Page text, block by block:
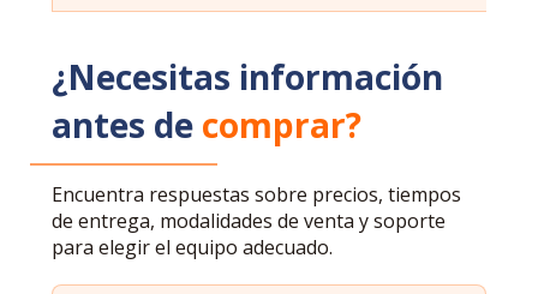
¿Necesitas información
antes de comprar?
Encuentra respuestas sobre precios, tiempos
de entrega, modalidades de venta y soporte
para elegir el equipo adecuado.